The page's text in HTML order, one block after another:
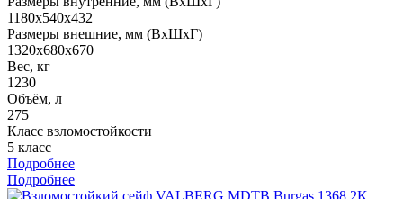
1180x540x432
Размеры внешние, мм (ВхШхГ)
1320x680x670
Вес, кг
1230
Объём, л
275
Класс взломостойкости
5 класс
Подробнее
Подробнее